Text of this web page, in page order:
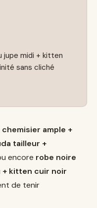
jupe midi + kitten
sans cliché
ample +
tailleur +
encore robe noire
kitten cuir noir
de tenir